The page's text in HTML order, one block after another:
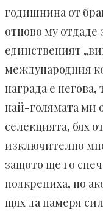
годишнина от
отново му отдаде
единственият
международния
награда е
най-голямата ми
селекцията, бях
изключително
защото ще го
подкрепиха, но
щях да намеря